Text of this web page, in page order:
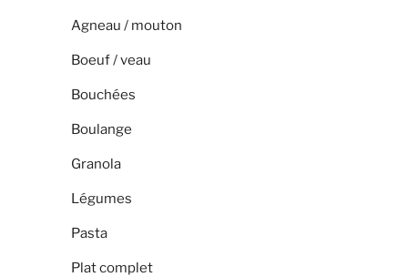
Agneau / mouton
Boeuf / veau
Bouchées
Boulange
Granola
Légumes
Pasta
Plat complet